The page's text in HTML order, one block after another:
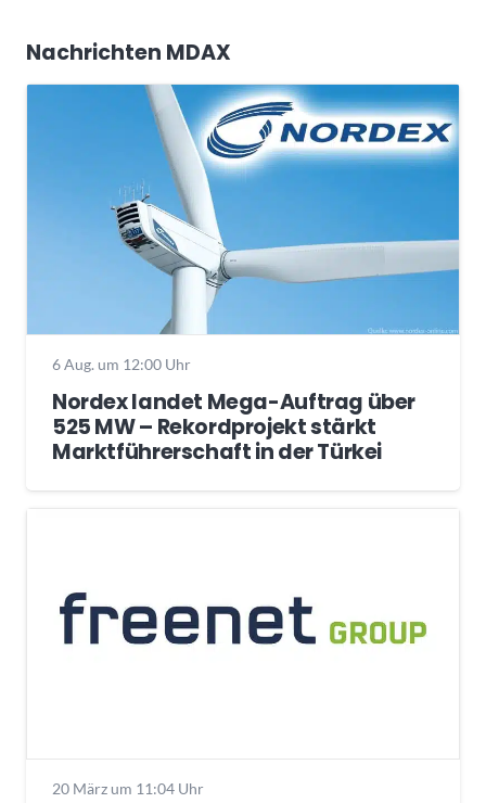
Nachrichten MDAX
6 Aug. um 12:00 Uhr
Nordex landet Mega-Auftrag über
525 MW – Rekordprojekt stärkt
Marktführerschaft in der Türkei
20 März um 11:04 Uhr